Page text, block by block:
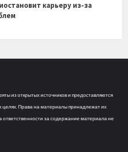
карьеру из-за
из открытых источников и предоставляются
целях. Права на материалы принадлежат их
за содержание материала не